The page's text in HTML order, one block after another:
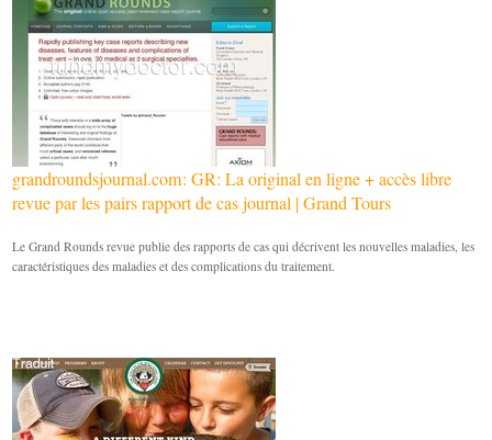
grandroundsjournal.com: GR: La original en ligne + accès libre
revue par les pairs rapport de cas journal | Grand Tours
Le Grand Rounds revue publie des rapports de cas qui décrivent les nouvelles maladies, les
caractéristiques des maladies et des complications du traitement.